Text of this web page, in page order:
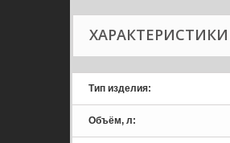
ХАРАКТЕРИСТИКИ
Тип изделия:
Объём, л: